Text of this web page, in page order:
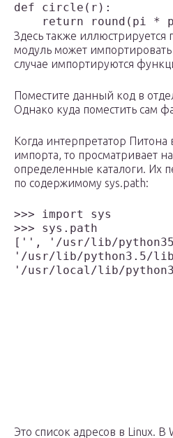
def circle(r):
return round(pi *
Здесь также иллюстрируется
модуль может
случае импортируются
Поместите данный код в
Однако куда поместить сам
Когда интерпретатор Питона
импорта, то просматривает
определенные каталоги. Их
по содержимому sys.path:
>>> import sys
>>> sys.path
['', '/usr/lib/
'/usr/lib/python3.5/
'/usr/local/lib/
Это список адресов в Linux. В